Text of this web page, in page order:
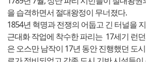
을 습격하면서 절대왕정이 무너졌다.
1854년 혁명과 전쟁의 어둡고 긴 터널을
근대화 작업에 착수한 파리는 17세기 런
은 오스만 남작이 17년 동안 진행했던 도